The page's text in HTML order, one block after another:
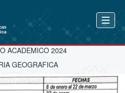
ACADEMICO 2024
GEOGRAFICA